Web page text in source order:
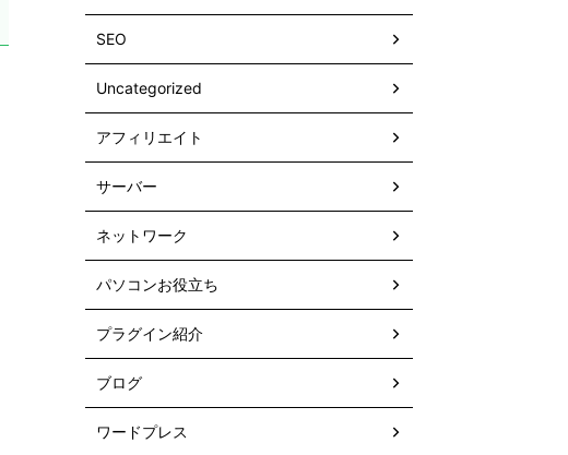
SEO
Uncategorized
アフィリエイト
サーバー
ネットワーク
パソコンお役立ち
プラグイン紹介
ブログ
ワードプレス